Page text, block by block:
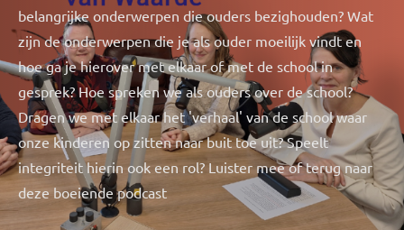
belangrijke onderwerpen die ouders bezighouden? Wat
zijn de onderwerpen die je als ouder moeilijk vindt en
hoe ga je hierover met elkaar of met de school in
gesprek? Hoe spreken we als ouders over de school?
Dragen we met elkaar het 'verhaal' van de school waar
onze kinderen op zitten naar buit toe uit? Speelt
integriteit hierin ook een rol? Luister mee of terug naar
deze boeiende podcast